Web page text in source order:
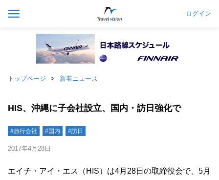
ログイン
トップページ 新着ニュース
HIS、沖縄に子会社設立、国内・訪日強化で
#旅行会社 #国内 #訪日
2017年4月28日
エイチ・アイ・エス（HIS）は4月28日の取締役会で、5月